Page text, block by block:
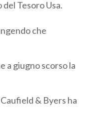
Tesoro Usa.
che
a giugno scorso la
& Byers ha